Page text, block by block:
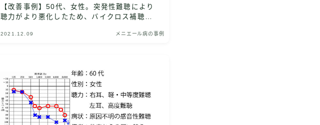
【改善事例】50代、女性。突発性難聴により
聴力がより悪化したため、バイクロス補聴器
2021.12.09 メニエール病の事例